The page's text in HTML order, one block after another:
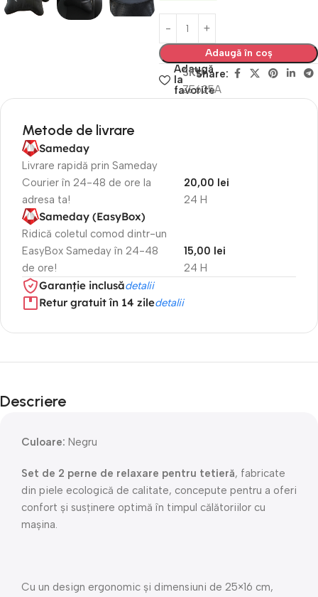
Adaugă în coș
Adaugă
la
favorite
SKU
ZE625A
Share:
Metode de livrare
Sameday
Livrare rapidă prin Sameday
Courier în 24-48 de ore la
adresa ta!
24 H
20,00 lei
Sameday (EasyBox)
Ridică coletul comod dintr-un
EasyBox Sameday în 24-48
de ore!
24 H
15,00 lei
Garanție inclusădetalii
Retur gratuit în 14 ziledetalii
Descriere
Culoare: Negru
Set de 2 perne de relaxare pentru tetieră, fabricate
din piele ecologică de calitate, concepute pentru a oferi
confort și susținere optimă în timpul călătoriilor cu
mașina.
Cu un design ergonomic și dimensiuni de 25×16 cm,